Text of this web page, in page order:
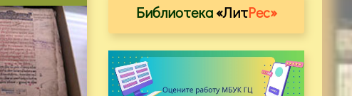
Библиотека«ЛитРес»